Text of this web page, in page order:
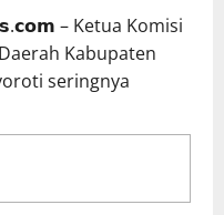
– Ketua Komisi
Kabupaten
seringnya